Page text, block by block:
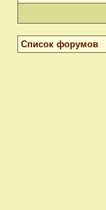
Список форумов